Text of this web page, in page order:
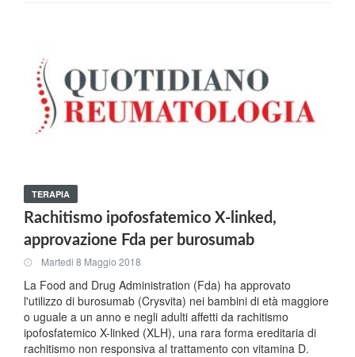
TERAPIA
Rachitismo ipofosfatemico X-linked,
approvazione Fda per burosumab
Martedi 8 Maggio 2018
La Food and Drug Administration (Fda) ha approvato
l'utilizzo di burosumab (Crysvita) nei bambini di età maggiore
o uguale a un anno e negli adulti affetti da rachitismo
ipofosfatemico X-linked (XLH), una rara forma ereditaria di
rachitismo non responsiva al trattamento con vitamina D.